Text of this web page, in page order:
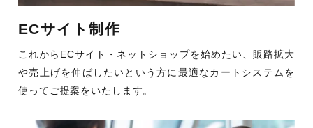
ECサイト制作
これからECサイト・ネットショップを始めたい、販路拡大
や売上げを伸ばしたいという方に最適なカートシステムを
使ってご提案をいたします。